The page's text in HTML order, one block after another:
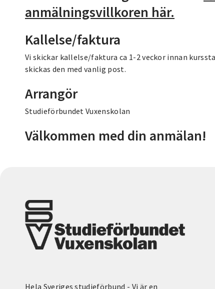
anmälningsvillkoren här.
Kallelse/faktura
Vi skickar kallelse/faktura ca 1-2 veckor innan
skickas den med vanlig post.
Arrangör
Studieförbundet Vuxenskolan
Välkommen med din anmälan!
Hela Sveriges studieförbund - Vi är en